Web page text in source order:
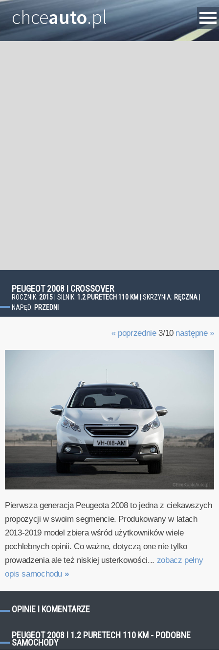
chceauto.pl
PEUGEOT 2008 I CROSSOVER
ROCZNIK: 2015 | SILNIK: 1.2 PURETECH 110 KM | SKRZYNIA: RĘCZNA
NAPĘD: PRZEDNI
« poprzednie3/10 następne »
Pierwsza generacja Peugeota 2008 to jedna z ciekawszych
propozycji w swoim segmencie. Produkowany w latach
2013-2019 model zbiera wśród użytkowników wiele
pochlebnych opinii. Co ważne, dotyczą one nie tylko
prowadzenia ale też niskiej usterkowości... zobacz pełny
opis samochodu »
OPINIE I KOMENTARZE
PEUGEOT 2008 I 1.2 PURETECH 110 KM - PODOBNE
SAMOCHODY